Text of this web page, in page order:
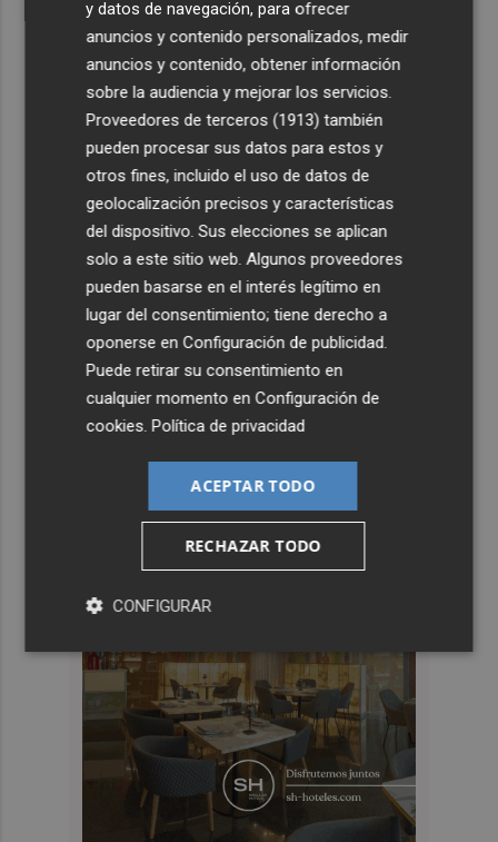
y datos de navegación, para ofrecer
anuncios y contenido personalizados, medir
anuncios y contenido, obtener información
sobre la audiencia y mejorar los servicios.
Proveedores de terceros (1913) también
pueden procesar sus datos para estos y
otros fines, incluido el uso de datos de
geolocalización precisos y características
del dispositivo. Sus elecciones se aplican
solo a este sitio web. Algunos proveedores
pueden basarse en el interés legítimo en
lugar del consentimiento; tiene derecho a
oponerse enConfiguración de publicidad
Puede retirar su consentimiento en
cualquier momento enConfiguración de
cookies .Política de privacidad
ACEPTAR TODO
RECHAZAR TODO
CONFIGURAR